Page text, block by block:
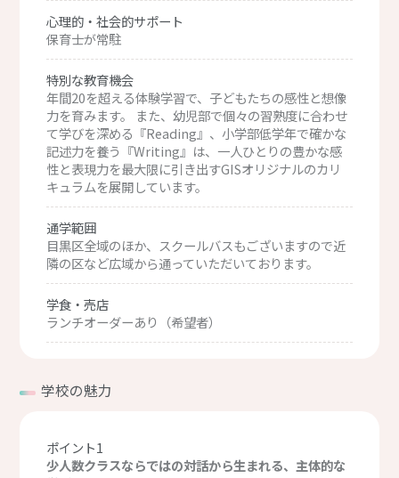
心理的・社会的サポート
保育士が常駐
特別な教育機会
年間20を超える体験学習で、子どもたちの感性と想像
力を育みます。 また、幼児部で個々の習熟度に合わせ
て学びを深める『Reading』、小学部低学年で確かな
記述力を養う『Writing』は、一人ひとりの豊かな感
性と表現力を最大限に引き出すGISオリジナルのカリ
キュラムを展開しています。
通学範囲
目黒区全域のほか、スクールバスもございますので近
隣の区など広域から通っていただいております。
学食・売店
ランチオーダーあり（希望者）
学校の魅力
ポイント1
少人数クラスならではの対話から生まれる、主体的な